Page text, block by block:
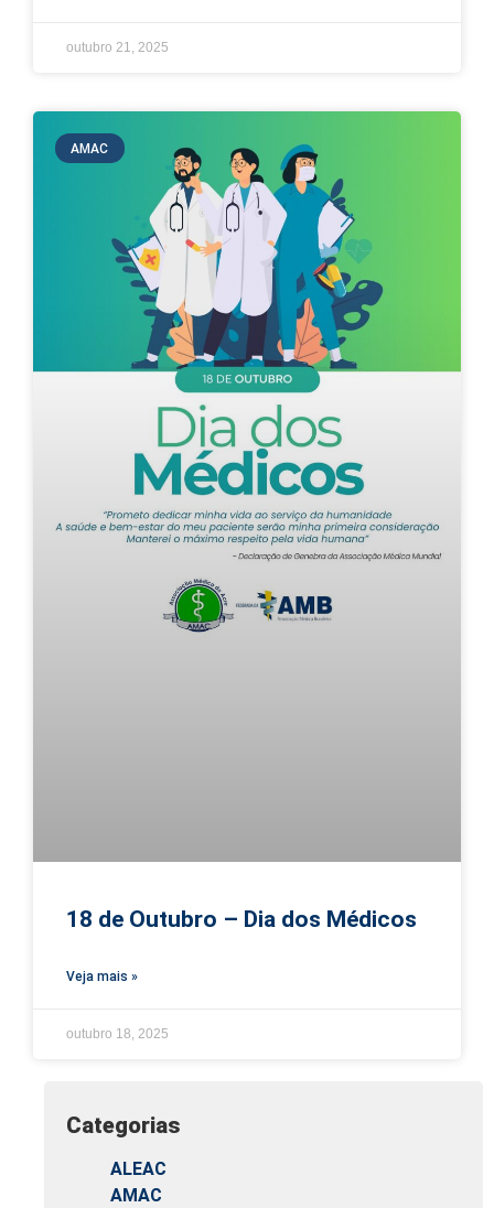
outubro 21, 2025
AMAC
18 de Outubro – Dia dos Médicos
Veja mais »
outubro 18, 2025
Categorias
ALEAC
AMAC